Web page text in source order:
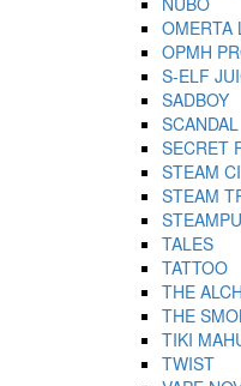
OMERTA
OPMH
S-ELF
SADBOY
SCANDAL
SECRET
STEAM
STEAM
TALES
TATTOO
THE
THE
TIKI
TWIST